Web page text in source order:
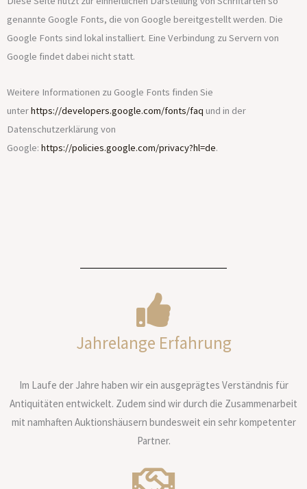
genannte Google Fonts, die von Google bereitgestellt werden. Die
Google Fonts sind lokal installiert. Eine Verbindung zu Servern von
Google findet dabei nicht statt.
Weitere Informationen zu Google Fonts finden Sie
unterhttps://developers.google.com/fonts/faq und in der
Datenschutzerklärung von
Google: https://policies.google.com/privacy?hl=de.
Jahrelange Erfahrung
Im Laufe der Jahre haben wir ein ausgeprägtes Verständnis für
Antiquitäten entwickelt. Zudem sind wir durch die Zusammenarbeit
mit namhaften Auktionshäusern bundesweit ein sehr kompetenter
Partner.